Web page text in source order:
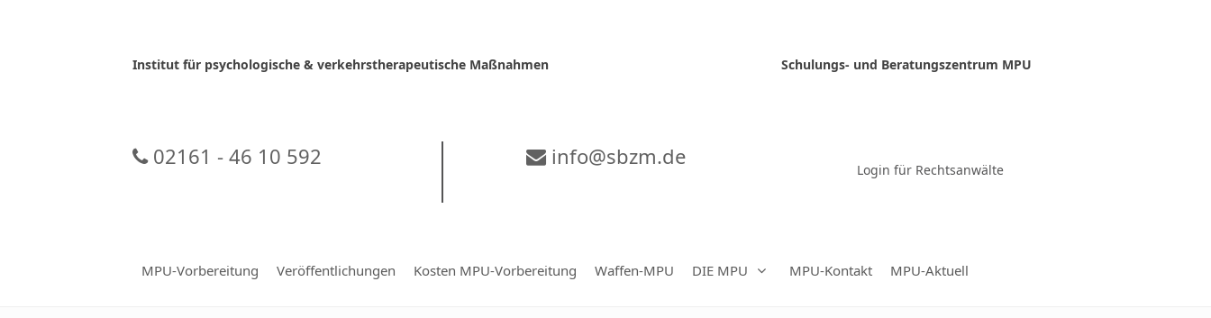
Institut für psychologische & verkehrstherapeutische Maßnahmen
Schulungs- und Beratungszentrum MPU
02161 - 46 10 592 info@sbzm.de
Login für Rechtsanwälte
MPU-Vorbereitung Veröffentlichungen Kosten MPU-Vorbereitung Waffen-MPU DIE MPU MPU-Kontakt MPU-Aktuell